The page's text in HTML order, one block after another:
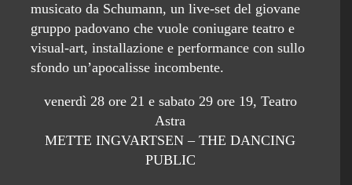
musicato da Schumann, un live-set del giovane
gruppo padovano che vuole coniugare teatro e
visual-art, installazione e performance con sullo
sfondo un’apocalisse incombente.
venerdì 28 ore 21 e sabato 29 ore 19, Teatro
Astra
METTE INGVARTSEN – THE DANCING
PUBLIC